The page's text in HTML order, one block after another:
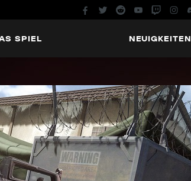
SPIEL NEUIGKEITEN